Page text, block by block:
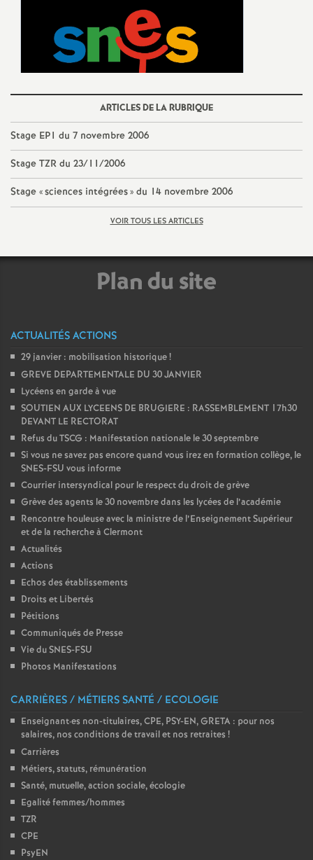
o
n
d
d
g
é
r
l
é
a
r
ARTICLES DE LA RUBRIQUE
Stage EP1 du 7 novembre 2006
Stage TZR du 23/11/2006
Stage «sciences intégrées» du 14 novembre 2006
VOIR TOUS LES ARTICLES
Plan du site
ACTUALITÉS ACTIONS
29 janvier : mobilisation historique!
GREVE DEPARTEMENTALE DU 30 JANVIER
Lycéens en garde à vue
SOUTIEN AUX LYCEENS DE BRUGIERE : RASSEMBLEMENT 17h30
DEVANT LE RECTORAT
Refus du TSCG : Manifestation nationale le 30 septembre
Si vous ne savez pas encore quand vous irez en formation collège, le
SNES-FSU vous informe
Courrier intersyndical pour le respect du droit de grève
Grève des agents le 30 novembre dans les lycées de l’académie
Rencontre houleuse avec la ministre de l’Enseignement Supérieur
et de la recherche à Clermont
Actualités
Actions
Echos des établissements
Droits et Libertés
Pétitions
Communiqués de Presse
Vie du SNES-FSU
Photos Manifestations
CARRIÈRES / MÉTIERS SANTÉ / ECOLOGIE
Enseignant·es non-titulaires, CPE, PSY-EN, GRETA : pour nos
salaires, nos conditions de travail et nos retraites !
Carrières
Métiers, statuts, rémunération
Santé, mutuelle, action sociale, écologie
Egalité femmes/hommes
TZR
CPE
PsyEN